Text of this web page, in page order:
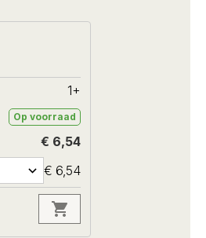
1+
Op voorraad
€ 6,54
€ 6,54